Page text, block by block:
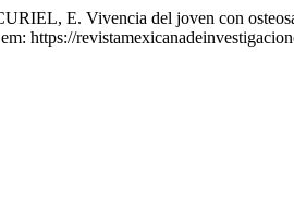
E. Vivencia del joven con
https://